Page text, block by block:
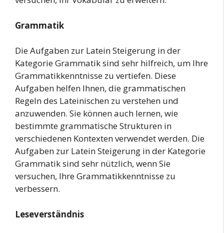
Grammatik
Die Aufgaben zur Latein Steigerung in der
Kategorie Grammatik sind sehr hilfreich, um Ihre
Grammatikkenntnisse zu vertiefen. Diese
Aufgaben helfen Ihnen, die grammatischen
Regeln des Lateinischen zu verstehen und
anzuwenden. Sie können auch lernen, wie
bestimmte grammatische Strukturen in
verschiedenen Kontexten verwendet werden. Die
Aufgaben zur Latein Steigerung in der Kategorie
Grammatik sind sehr nützlich, wenn Sie
versuchen, Ihre Grammatikkenntnisse zu
verbessern.
Leseverständnis